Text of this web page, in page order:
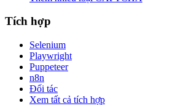
Tích hợp
Selenium
Playwright
Puppeteer
n8n
Đối tác
Xem tất cả tích hợp